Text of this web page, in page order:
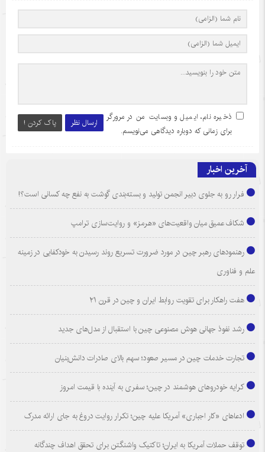
ارسال نظر پاک کردن !
ذخیره نام، ایمیل و وبسایت من در مرورگر
برای زمانی که دوباره دیدگاهی می‌نویسم.
آخرین اخبار
فرار رو به جلوی دبیر انجمن تولید و بسته‌بندی گوشت به نفع چه کسانی است؟!
شکاف عمیق میان واقعیت‌های «هرمز» و روایت‌سازی ترامپ
رهنمودهای رهبر چین در مورد ضرورت تسریع روند رسیدن به خودکفایی در زمینه
علم و فناوری
هفت راهکار برای تقویت روابط ایران و چین در قرن ۲۱
رشد نفوذ جهانی هوش مصنوعی چین با استقبال از مدل‌های جدید
تجارت خدمات چین در مسیر صعود؛ سهم بالای صادرات دانش‌بنیان
کرایه خودروهای هوشمند در چین؛ سفری به آینده با قیمت امروز
ادعاهای «کار اجباری» آمریکا علیه چین؛ تکرار روایت دروغ به جای ارائه مدرک
توقف حملات آمریکا به ایران؛ تاکتیک واشنگتن برای تحقق اهداف چندگانه